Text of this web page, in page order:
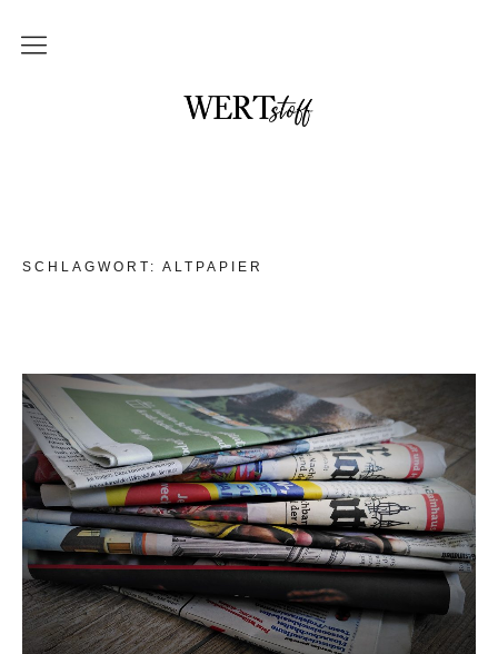
THEMEN
Upcycling
DAS braucht kein Mensch
WERTstoff.shop
DA frag ich nach
MEHR davon
ICH mach mit
SCHLAGWORT: ALTPAPIER